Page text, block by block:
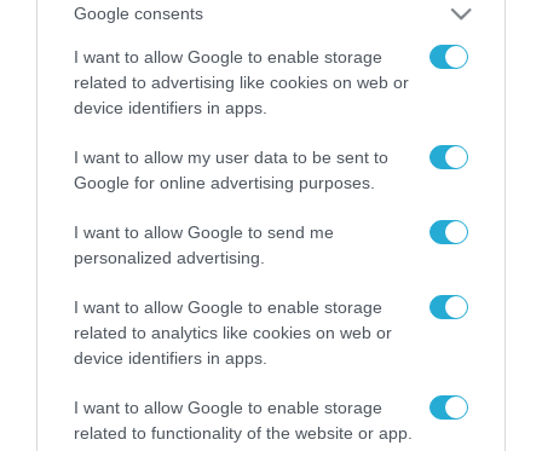
Google consents
I want to allow Google to enable storage
related to advertising like cookies on web or
device identifiers in apps.
I want to allow my user data to be sent to
Google for online advertising purposes.
I want to allow Google to send me
personalized advertising.
I want to allow Google to enable storage
related to analytics like cookies on web or
device identifiers in apps.
I want to allow Google to enable storage
related to functionality of the website or app.
FOCUS ON
07.08.2026 | 18:02
Στρατηγική επένδυση του EFA
GROUP στη Fractal για την
ανάπτυξη προηγμένων
αμυντικών τεχνολογιών σε